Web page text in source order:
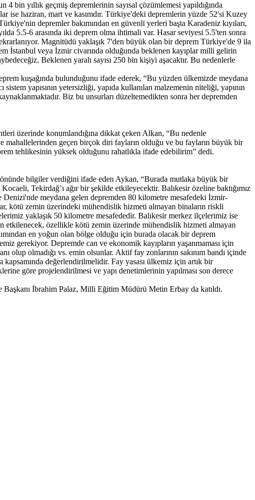
yıllık geçmiş depremlerinin sayısal çözümlemesi yapıldığında
ise haziran, mart ve kasımdır. Türkiye'deki depremlerin yüzde 52'si Kuzey
depremler bakımından en güvenli yerleri başta Karadeniz kıyıları,
5.5-6 arasında iki deprem olma ihtimali var. Hasar seviyesi 5.5'ten sonra
Magnitüdü yaklaşık 7'den büyük olan bir deprem Türkiye'de 9 ila
İstanbul veya İzmir civarında olduğunda beklenen kayıplar milli gelirin
Beklenen yaralı sayısı 250 bin kişiyi aşacaktır. Bu nedenlerle
kuşağında bulunduğunu ifade ederek, “Bu yüzden ülkemizde meydana
yapısının yetersizliği, yapıda kullanılan malzemenin niteliği, yapının
Biz bu unsurları düzeltemedikten sonra her depremden
üzerinde konumlandığına dikkat çeken Alkan, “Bu nedenle
mahallelerinden geçen birçok diri fayların olduğu ve bu fayların büyük bir
tehlikesinin yüksek olduğunu rahatlıkla ifade edebilirim” dedi.
bilgiler verdiğini ifade eden Aykan, “Burada mutlaka büyük bir
Tekirdağ’ı ağır bir şekilde etkileyecektir. Balıkesir özeline baktığımız
meydana gelen depremden 80 kilometre mesafedeki İzmir-
kötü zemin üzerindeki mühendislik hizmeti almayan binaların riskli
yaklaşık 50 kilometre mesafededir. Balıkesir merkez ilçelerimiz ise
etkilenecek, özellikle kötü zemin üzerinde mühendislik hizmeti almayan
en yoğun olan bölge olduğu için burada olacak bir deprem
gerekiyor. Depremde can ve ekonomik kayıpların yaşanmaması için
olup olmadığı vs. emin olsunlar. Aktif fay zonlarının sakınım bandı içinde
kapsamında değerlendirilmelidir. Fay yasası ülkemiz için artık bir
göre projelendirilmesi ve yapı denetimlerinin yapılması son derece
İbrahim Palaz, Milli Eğitim Müdürü Metin Erbay da katıldı.